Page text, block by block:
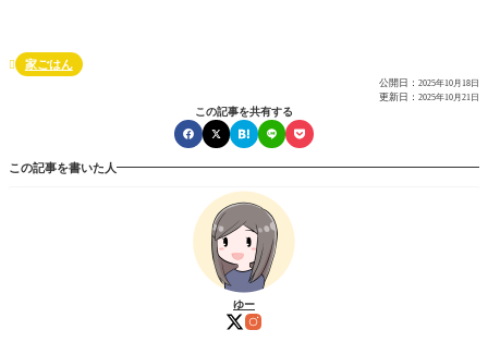
 家ごはん
公開日： 2025年10月18日
更新日： 2025年10月21日
この記事を共有する
この記事を書いた人
ゆー